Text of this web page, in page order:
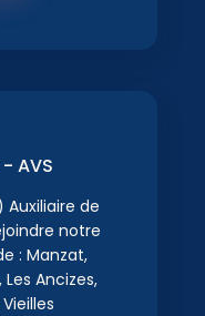
AVS
de
notre
: Manzat,
Ancizes,